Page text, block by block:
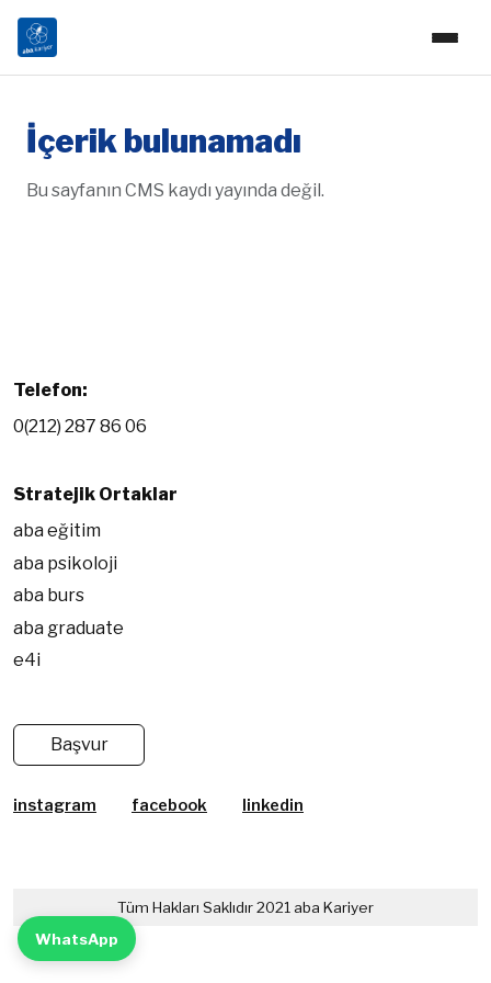
WhatsApp
İçerik bulunamadı
Bu sayfanın CMS kaydı yayında değil.
Telefon:
0(212) 287 86 06
Stratejik Ortaklar
aba eğitim
aba psikoloji
aba burs
aba graduate
e4i
Başvur
instagram facebook linkedin
Tüm Hakları Saklıdır 2021 aba Kariyer